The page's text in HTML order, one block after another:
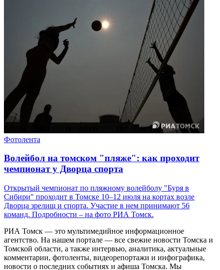
Фотолента
Волейбол на томском "пляже": как проходит
чемпионат у Дворца спорта
Открытый чемпионат по пляжному волейболу "Буря в
Сибири" проходит в Томске 10–12 июля на кортах возле
Дворца зрелищ и спорта. Участие в нем принимают 56
команд. Подробности – на фото РИА Томск.
РИА Томск — это мультимедийное информационное
агентство. На нашем портале — все свежие новости Томска и
Томской области, а также интервью, аналитика, актуальные
комментарии, фотоленты, видеорепортажи и инфографика,
новости о последних событиях и афиша Томска. Мы